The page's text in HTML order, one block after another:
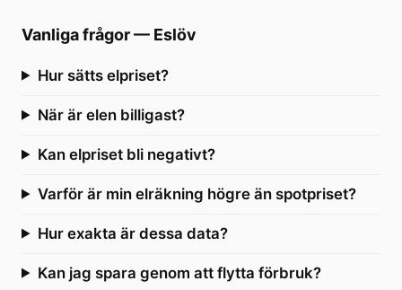
Vanliga frågor— Eslöv
Hur sätts elpriset?
När är elen billigast?
Kan elpriset bli negativt?
Varför är min elräkning högre än spotpriset?
Hur exakta är dessa data?
Kan jag spara genom att flytta förbruk?